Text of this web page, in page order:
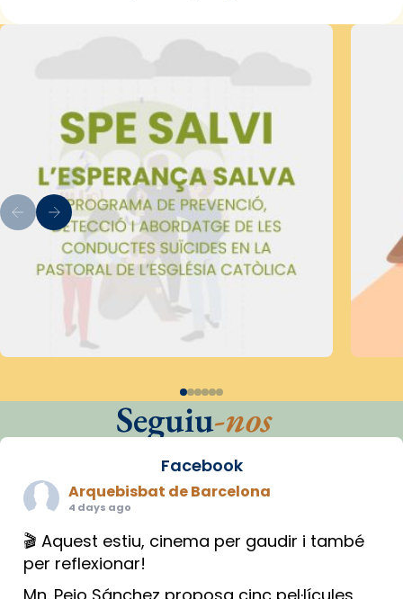
Seguiu-nos
Facebook
Arquebisbat de Barcelona
4 days ago
🎬 Aquest estiu, cinema per gaudir i també
per reflexionar!